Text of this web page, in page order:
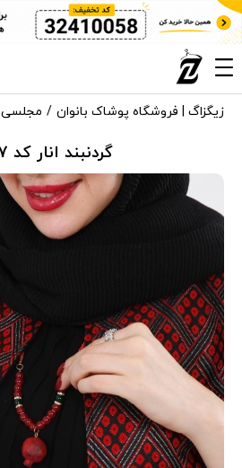
زیگزاگ | فروشگاه پوشاک بانوان مجلسی
گردنبند انار کد 2527